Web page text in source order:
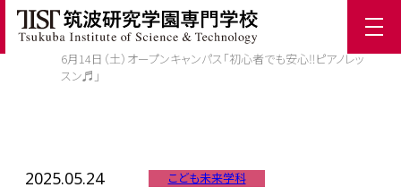
ホーム / TIST News /
6月14日（土）オープンキャンパス「初心者でも安心‼ピアノレッ
スン♬」
2025.05.24 こども未来学科